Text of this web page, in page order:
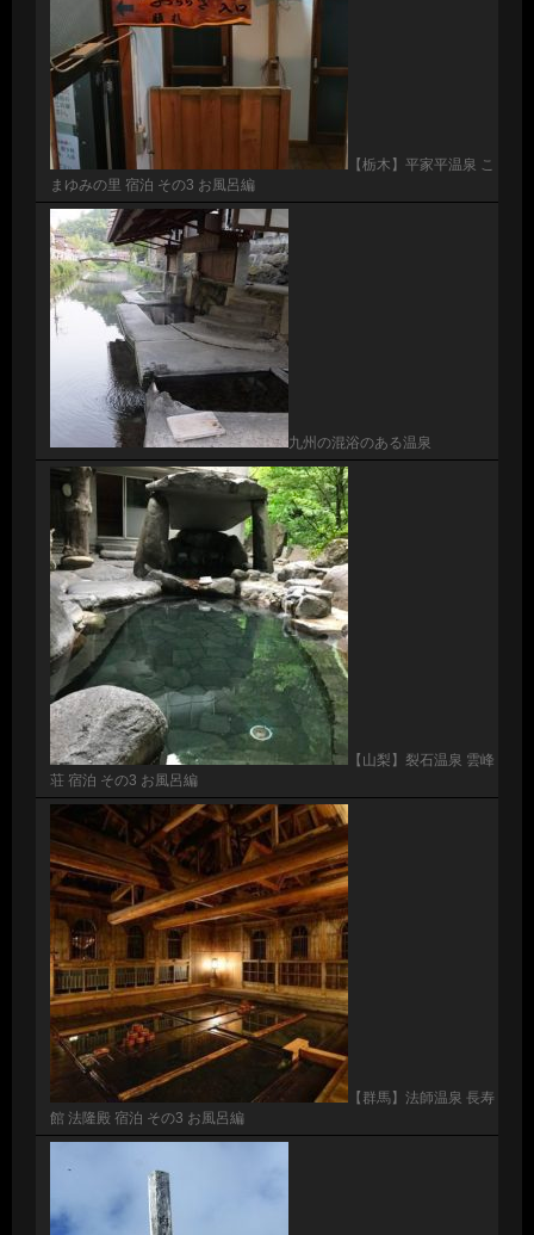
【栃木】平家平温泉 こ
まゆみの里 宿泊 その3 お風呂編
九州の混浴のある温泉
【山梨】裂石温泉 雲峰
荘 宿泊 その3 お風呂編
【群馬】法師温泉 長寿
館 法隆殿 宿泊 その3 お風呂編